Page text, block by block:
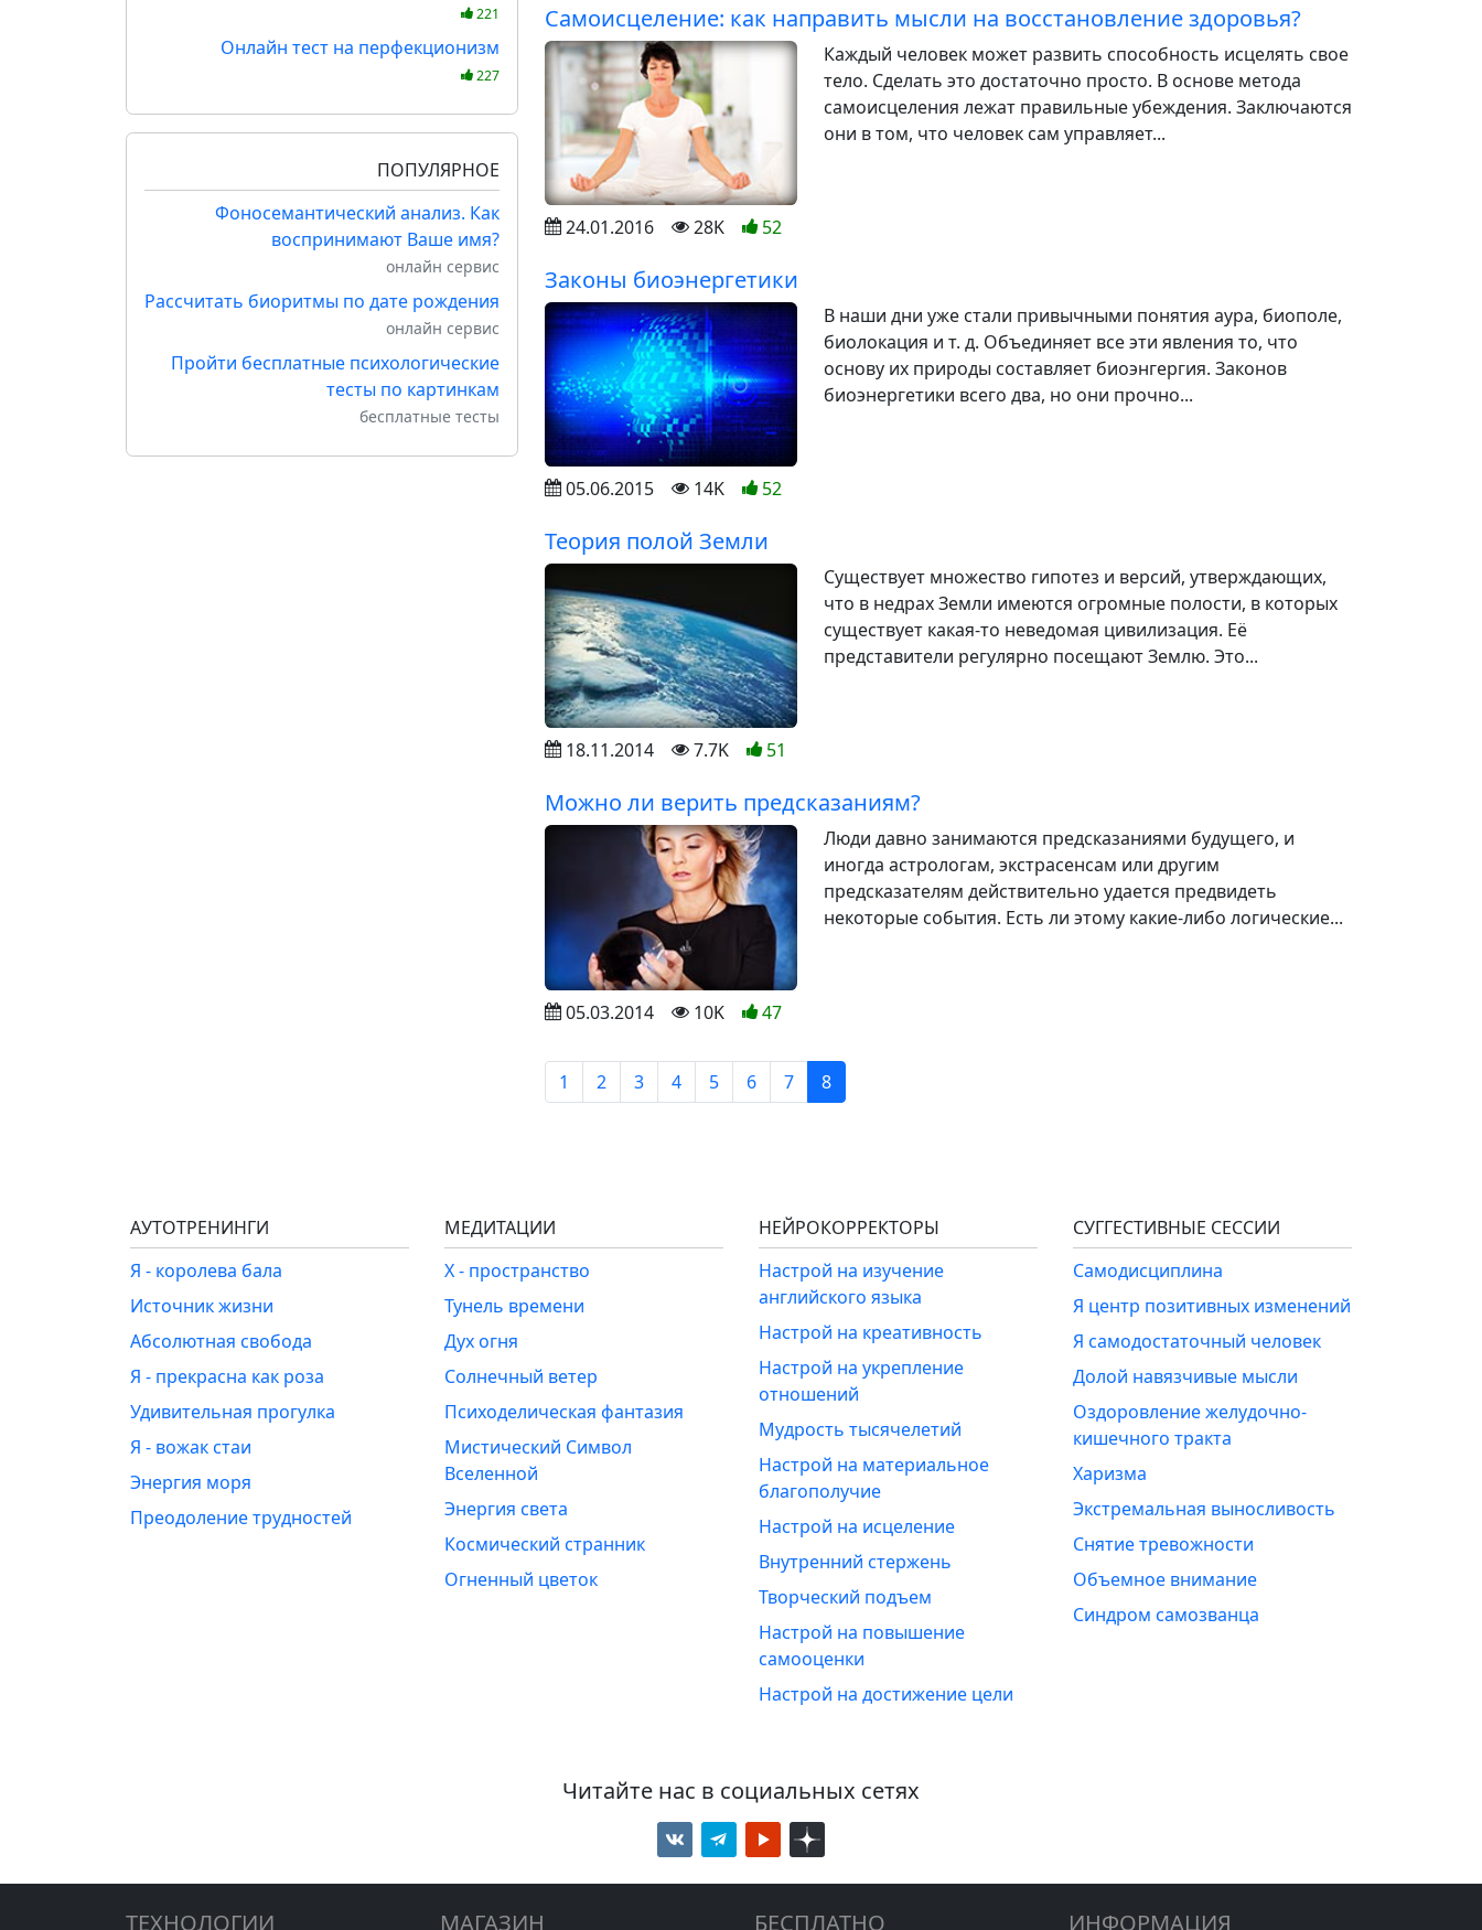
221
Онлайн тест на перфекционизм
227
ПОПУЛЯРНОЕ
Фоносемантический анализ. Как
воспринимают Ваше имя?
онлайн сервис
Рассчитать биоритмы по дате рождения
онлайн сервис
Пройти бесплатные психологические
тесты по картинкам
бесплатные тесты
Самоисцеление: как направить мысли на восстановление здоровья?
Каждый человек может развить способность исцелять свое
тело. Сделать это достаточно просто. В основе метода
самоисцеления лежат правильные убеждения. Заключаются
они в том, что человек сам управляет...
24.01.2016 28K 52
Законы биоэнергетики
В наши дни уже стали привычными понятия аура, биополе,
биолокация и т. д. Объединяет все эти явления то, что
основу их природы составляет биоэнгергия. Законов
биоэнергетики всего два, но они прочно...
05.06.2015 14K 52
Теория полой Земли
Существует множество гипотез и версий, утверждающих,
что в недрах Земли имеются огромные полости, в которых
существует какая-то неведомая цивилизация. Её
представители регулярно посещают Землю. Это...
18.11.2014 7.7K 51
Можно ли верить предсказаниям?
Люди давно занимаются предсказаниями будущего, и
иногда астрологам, экстрасенсам или другим
предсказателям действительно удается предвидеть
некоторые события. Есть ли этому какие-либо логические...
05.03.2014 10K 47
1 2 3 4 5 6 7 8
АУТОТРЕНИНГИ
Я - королева бала
Источник жизни
Абсолютная свобода
Я - прекрасна как роза
Удивительная прогулка
Я - вожак стаи
Энергия моря
Преодоление трудностей
МЕДИТАЦИИ
Х - пространство
Тунель времени
Дух огня
Солнечный ветер
Психоделическая фантазия
Мистический Символ
Вселенной
Энергия света
Космический странник
Огненный цветок
НЕЙРОКОРРЕКТОРЫ
Настрой на изучение
английского языка
Настрой на креативность
Настрой на укрепление
отношений
Мудрость тысячелетий
Настрой на материальное
благополучие
Настрой на исцеление
Внутренний стержень
Творческий подъем
Настрой на повышение
самооценки
Настрой на достижение цели
СУГГЕСТИВНЫЕ СЕССИИ
Самодисциплина
Я центр позитивных изменений
Я самодостаточный человек
Долой навязчивые мысли
Оздоровление желудочно-
кишечного тракта
Харизма
Экстремальная выносливость
Снятие тревожности
Объемное внимание
Синдром самозванца
Читайте нас в социальных сетях
ТЕХНОЛОГИИ МАГАЗИН БЕСПЛАТНО ИНФОРМАЦИЯ